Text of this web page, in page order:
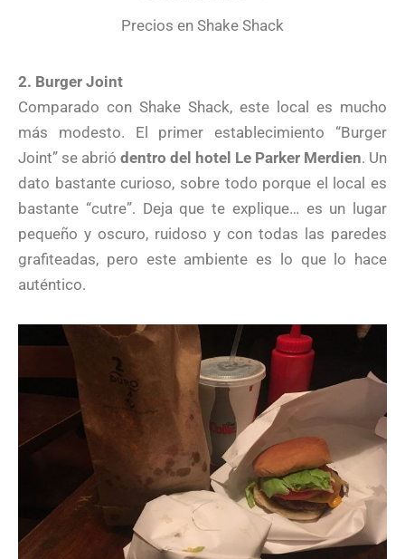
Precios en Shake Shack
2. Burger Joint
Comparado con Shake Shack, este local es mucho
más modesto. El primer establecimiento “Burger
Joint” se abrió dentro del hotel Le Parker Merdien. Un
dato bastante curioso, sobre todo porque el local es
bastante “cutre”. Deja que te explique… es un lugar
pequeño y oscuro, ruidoso y con todas las paredes
grafiteadas, pero este ambiente es lo que lo hace
auténtico.